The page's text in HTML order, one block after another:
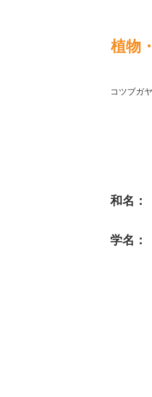
植物
コツブガ
和名：
学名：